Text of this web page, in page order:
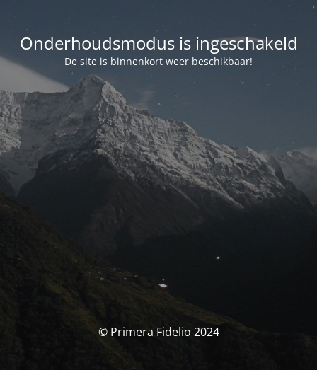
Onderhoudsmodus is ingeschakeld
De site is binnenkort weer beschikbaar!
© Primera Fidelio 2024